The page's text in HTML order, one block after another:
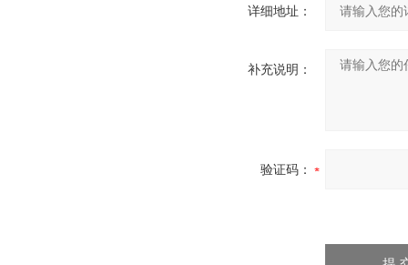
详细地址：
补充说明：
验证码：